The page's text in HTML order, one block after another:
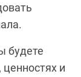
будете
ценностях и